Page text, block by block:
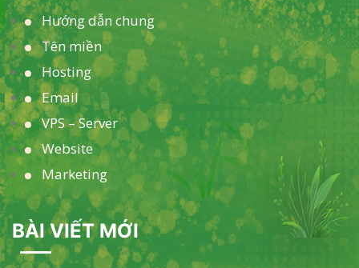
Hướng dẫn chung
Tên miền
Hosting
Email
VPS – Server
Website
Marketing
BÀI VIẾT MỚI